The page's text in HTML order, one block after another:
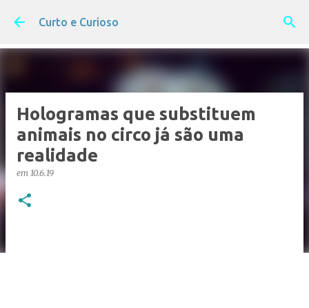
Pular para o conteúdo principal
Curto e Curioso
Hologramas que substituem
animais no circo já são uma
realidade
em 10.6.19